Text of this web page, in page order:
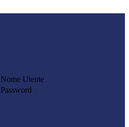
Nome Utente
Password